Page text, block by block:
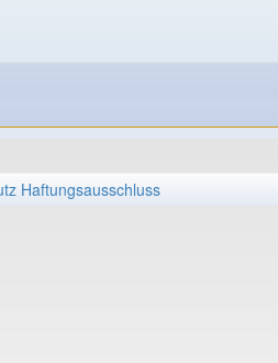
Haftungsausschluss